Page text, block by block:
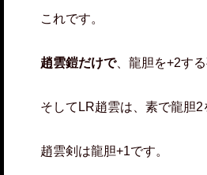
これです。
趙雲鎧だけで、龍胆を+2する
そしてLR趙雲は、素で龍胆2
趙雲剣は龍胆+1です。